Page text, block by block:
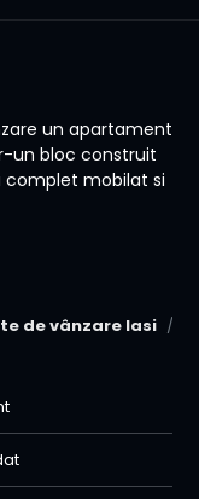
de vânzare Iasi
un apartament
un bloc construit
complet mobilat si
suprafață